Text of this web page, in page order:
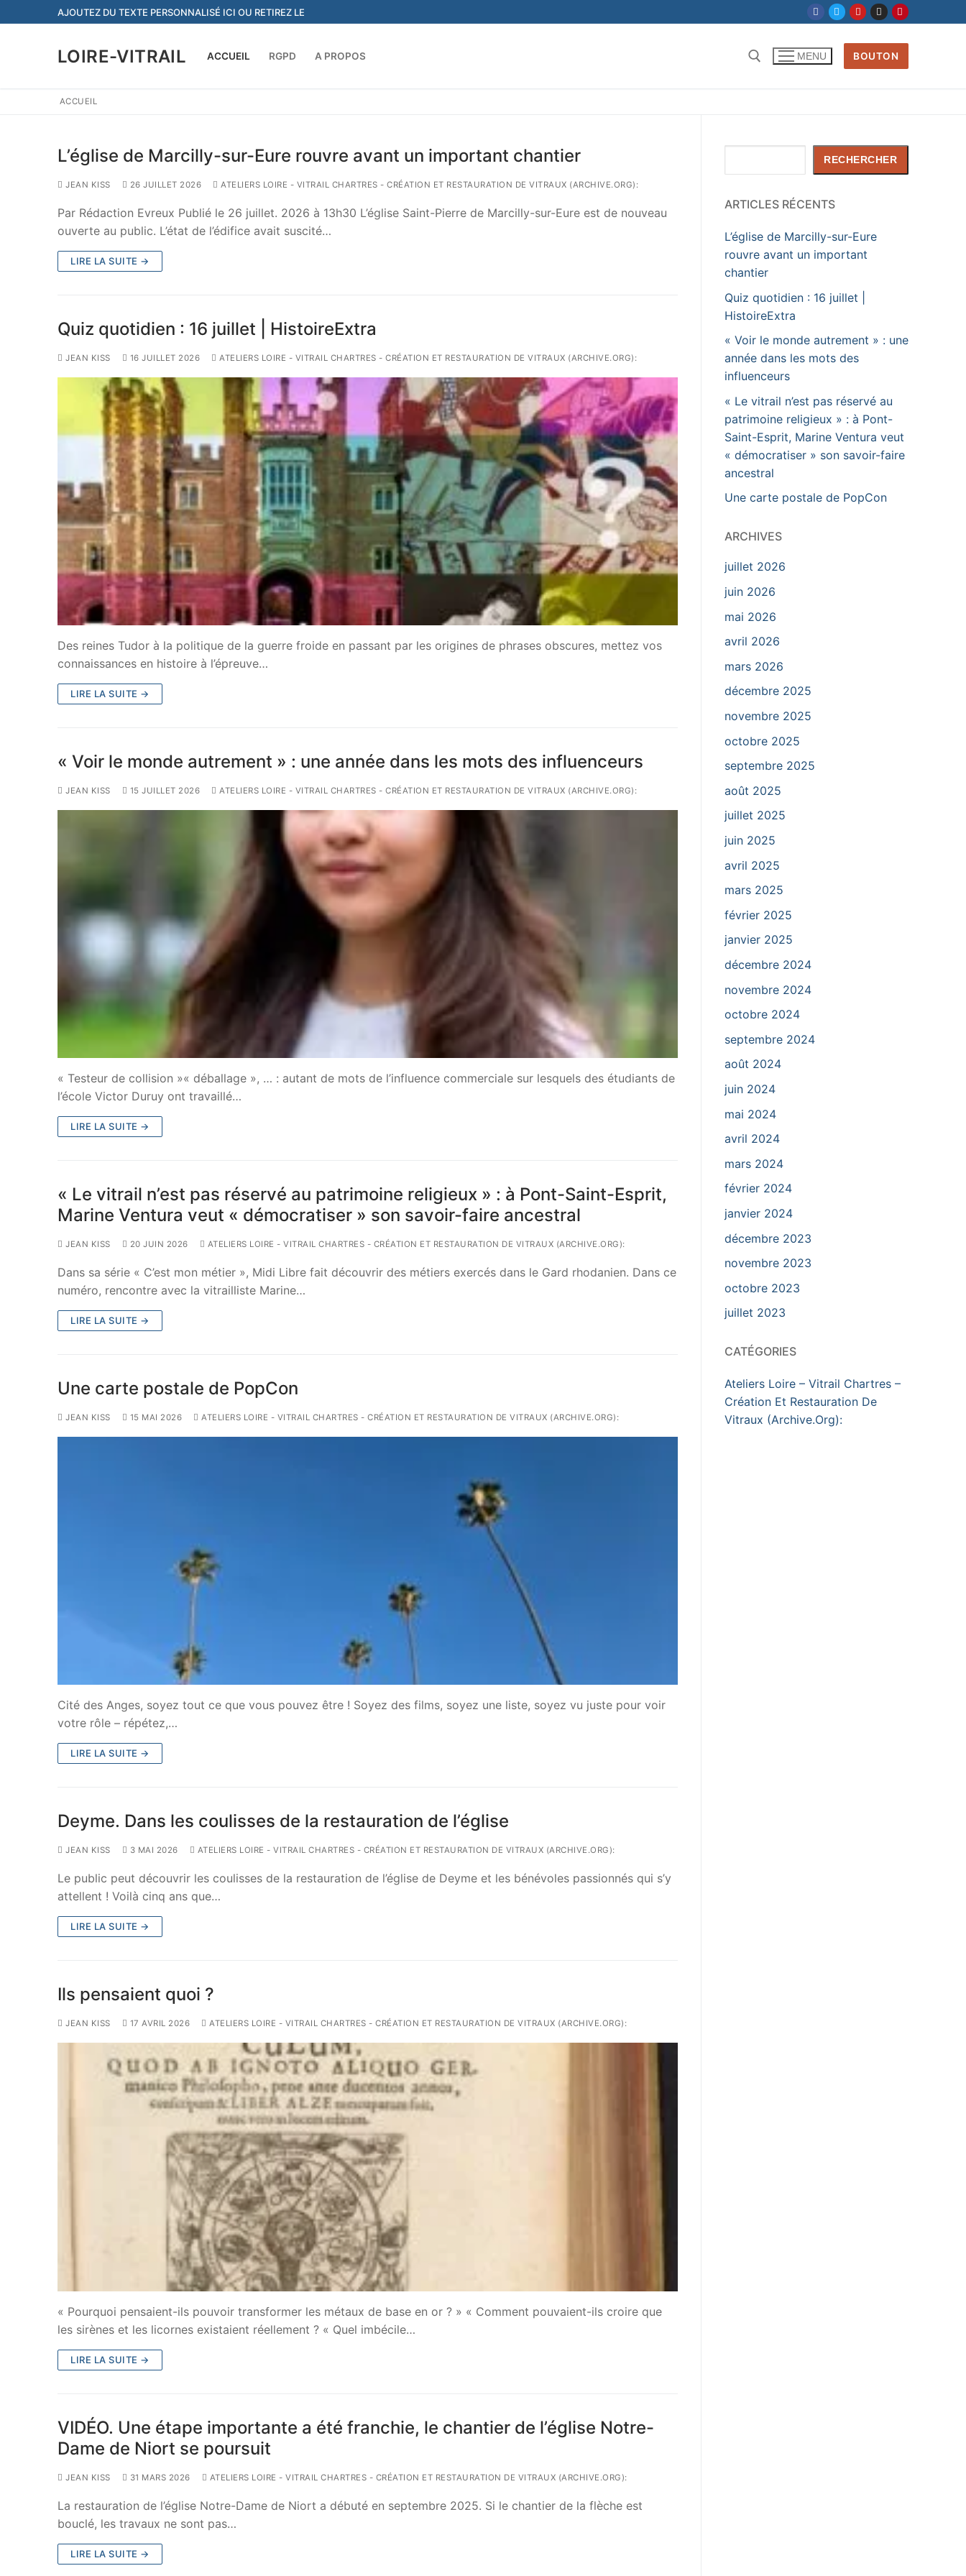
au
AJOUTEZ DU TEXTE PERSONNALISÉ ICI OU RETIREZ LE
LOIRE-VITRAIL ACCUEIL RGPD A PROPOS MENU BOUTON
ACCUEIL
L’église de Marcilly-sur-Eure rouvre avant un important chantier
JEAN KISS 26 JUILLET 2026 ATELIERS LOIRE - VITRAIL CHARTRES - CRÉATION ET RESTAURATION DE VITRAUX (ARCHIVE.ORG):
Par Rédaction Evreux Publié le 26 juillet. 2026 à 13h30 L’église Saint-Pierre de Marcilly-sur-Eure est de nouveau
ouverte au public. L’état de l’édifice avait suscité…
LIRE LA SUITE →
Quiz quotidien : 16 juillet | HistoireExtra
JEAN KISS 16 JUILLET 2026 ATELIERS LOIRE - VITRAIL CHARTRES - CRÉATION ET RESTAURATION DE VITRAUX (ARCHIVE.ORG):
Des reines Tudor à la politique de la guerre froide en passant par les origines de phrases obscures, mettez vos
connaissances en histoire à l’épreuve…
LIRE LA SUITE →
« Voir le monde autrement » : une année dans les mots des influenceurs
JEAN KISS 15 JUILLET 2026 ATELIERS LOIRE - VITRAIL CHARTRES - CRÉATION ET RESTAURATION DE VITRAUX (ARCHIVE.ORG):
« Testeur de collision »« déballage », … : autant de mots de l’influence commerciale sur lesquels des étudiants de
l’école Victor Duruy ont travaillé…
LIRE LA SUITE →
« Le vitrail n’est pas réservé au patrimoine religieux » : à Pont-Saint-Esprit,
Marine Ventura veut « démocratiser » son savoir-faire ancestral
JEAN KISS 20 JUIN 2026 ATELIERS LOIRE - VITRAIL CHARTRES - CRÉATION ET RESTAURATION DE VITRAUX (ARCHIVE.ORG):
Dans sa série « C’est mon métier », Midi Libre fait découvrir des métiers exercés dans le Gard rhodanien. Dans ce
numéro, rencontre avec la vitrailliste Marine…
LIRE LA SUITE →
Une carte postale de PopCon
JEAN KISS 15 MAI 2026 ATELIERS LOIRE - VITRAIL CHARTRES - CRÉATION ET RESTAURATION DE VITRAUX (ARCHIVE.ORG):
Cité des Anges, soyez tout ce que vous pouvez être ! Soyez des films, soyez une liste, soyez vu juste pour voir
votre rôle – répétez,…
LIRE LA SUITE →
Deyme. Dans les coulisses de la restauration de l’église
JEAN KISS 3 MAI 2026 ATELIERS LOIRE - VITRAIL CHARTRES - CRÉATION ET RESTAURATION DE VITRAUX (ARCHIVE.ORG):
Le public peut découvrir les coulisses de la restauration de l’église de Deyme et les bénévoles passionnés qui s’y
attellent ! Voilà cinq ans que…
LIRE LA SUITE →
Ils pensaient quoi ?
JEAN KISS 17 AVRIL 2026 ATELIERS LOIRE - VITRAIL CHARTRES - CRÉATION ET RESTAURATION DE VITRAUX (ARCHIVE.ORG):
« Pourquoi pensaient-ils pouvoir transformer les métaux de base en or ? » « Comment pouvaient-ils croire que
les sirènes et les licornes existaient réellement ? « Quel imbécile…
LIRE LA SUITE →
VIDÉO. Une étape importante a été franchie, le chantier de l’église Notre-
Dame de Niort se poursuit
JEAN KISS 31 MARS 2026 ATELIERS LOIRE - VITRAIL CHARTRES - CRÉATION ET RESTAURATION DE VITRAUX (ARCHIVE.ORG):
La restauration de l’église Notre-Dame de Niort a débuté en septembre 2025. Si le chantier de la flèche est
bouclé, les travaux ne sont pas…
LIRE LA SUITE →
RECHERCHER
ARTICLES RÉCENTS
L’église de Marcilly-sur-Eure
rouvre avant un important
chantier
Quiz quotidien : 16 juillet |
HistoireExtra
« Voir le monde autrement » : une
année dans les mots des
influenceurs
« Le vitrail n’est pas réservé au
patrimoine religieux » : à Pont-
Saint-Esprit, Marine Ventura veut
« démocratiser » son savoir-faire
ancestral
Une carte postale de PopCon
ARCHIVES
juillet 2026
juin 2026
mai 2026
avril 2026
mars 2026
décembre 2025
novembre 2025
octobre 2025
septembre 2025
août 2025
juillet 2025
juin 2025
avril 2025
mars 2025
février 2025
janvier 2025
décembre 2024
novembre 2024
octobre 2024
septembre 2024
août 2024
juin 2024
mai 2024
avril 2024
mars 2024
février 2024
janvier 2024
décembre 2023
novembre 2023
octobre 2023
juillet 2023
CATÉGORIES
Ateliers Loire – Vitrail Chartres –
Création Et Restauration De
Vitraux (Archive.Org):